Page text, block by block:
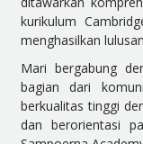
kurikulum
menghasilkan
Mari bergabung
bagian dari
berkualitas tinggi
dan berorientasi